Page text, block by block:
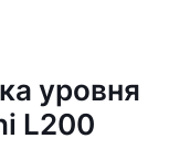
уровня
L200